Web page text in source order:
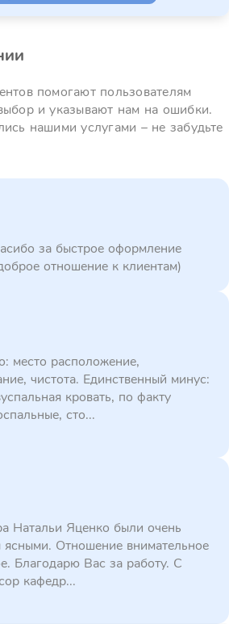
помогают пользователям
и указывают нам на ошибки.
нашими услугами – не забудьте
за быстрое оформление
отношение к клиентам)
место расположение,
чистота. Единственный минус:
кровать, по факту
сто...
Натальи Яценко были очень
ясными. Отношение внимательное
Благодарю Вас за работу. С
кафедр...